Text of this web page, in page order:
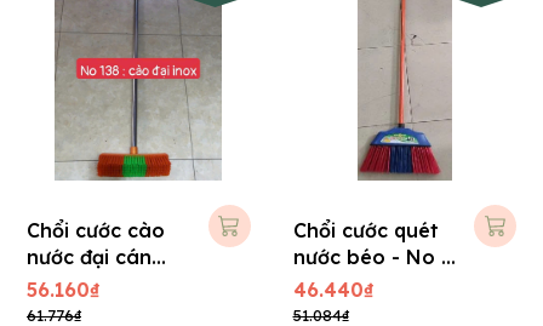
Chổi cước cào
nước đại cán
Inox No : 138
56.160₫
61.776₫
Chổi cước quét
nước béo - No :
31
46.440₫
51.084₫